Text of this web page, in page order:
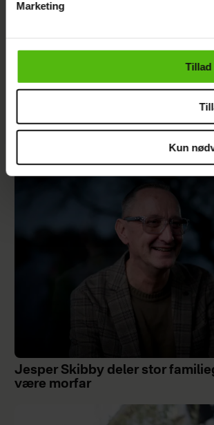
cookiepolitik
Marketing
Tillad
Kun
Albert Harson
var det at kysse en
Efter
Nu
med
Jesper Skibby deler stor
være morfar